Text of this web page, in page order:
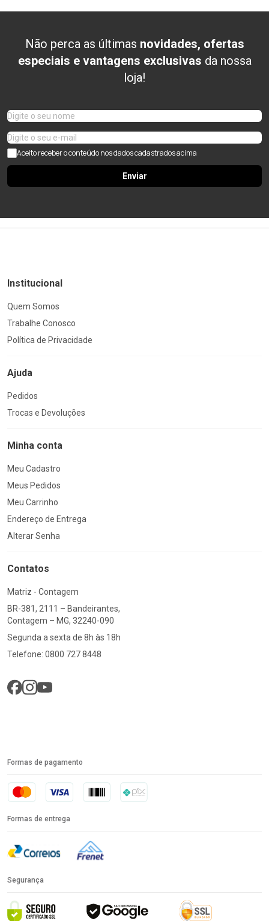
Não perca as últimas novidades, ofertas
especiais e vantagens exclusivas da nossa
loja!
Aceito receber o conteúdo nos dados cadastrados acima
Enviar
Institucional
Quem Somos
Trabalhe Conosco
Política de Privacidade
Ajuda
Pedidos
Trocas e Devoluções
Minha conta
Meu Cadastro
Meus Pedidos
Meu Carrinho
Endereço de Entrega
Alterar Senha
Contatos
Matriz - Contagem
BR-381, 2111 – Bandeirantes,
Contagem – MG, 32240-090
Segunda a sexta de 8h às 18h
Telefone: 0800 727 8448
Formas de pagamento
Formas de entrega
Segurança